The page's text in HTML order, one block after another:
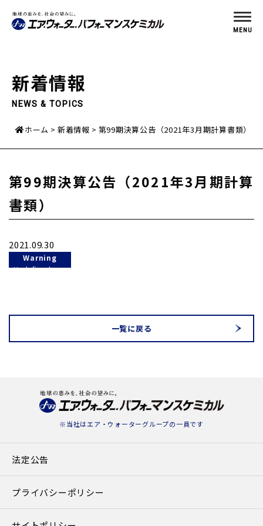
MENU
新着情報
NEWS & TOPICS
ホーム 新着情報 第99期決算公告（2021年3月期計算書類）
第99期決算公告（2021年3月期計算
書類）
2021.09.30
Warning
: Undefined
on line78
一覧に戻る
※当社はエア・ウォーターグループの一員です
法定公告
プライバシーポリシー